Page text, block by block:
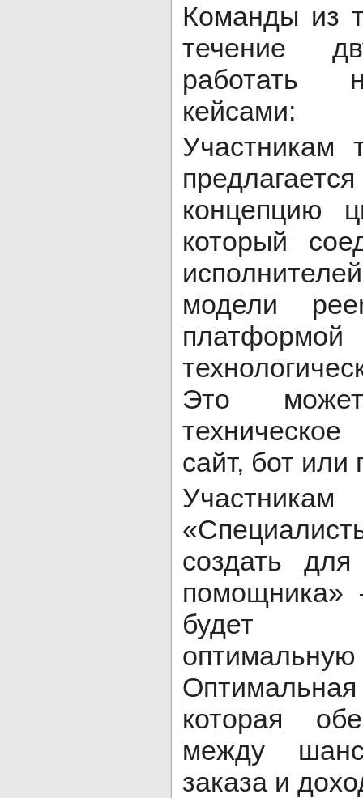
Команды из
течение
работать
кейсами:
Участникам
концепцию
который
модели
Это
сайт, бот
создать
помощника»
будет
которая
между
заказа и